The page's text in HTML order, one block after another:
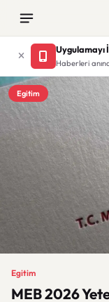
Uygulamayı
Haberleri
Egitim
Egitim
MEB 2026